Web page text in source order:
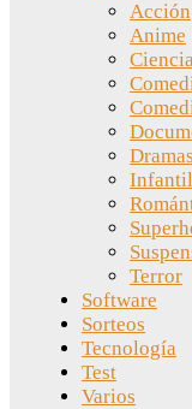
Acción
Anime
Dramas
Terror
Software
Sorteos
Tecnología
Test
Varios